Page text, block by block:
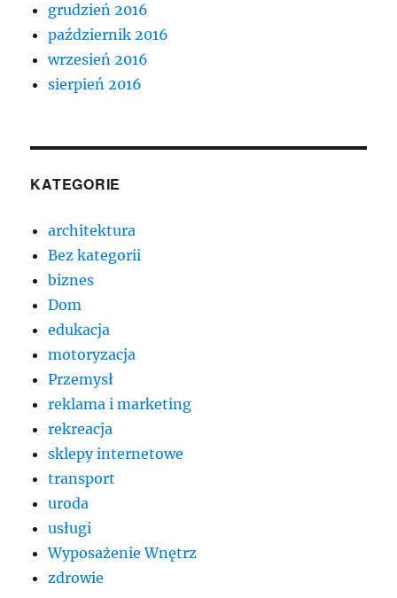
grudzień 2016
październik 2016
wrzesień 2016
sierpień 2016
KATEGORIE
architektura
Bez kategorii
biznes
Dom
edukacja
motoryzacja
Przemysł
reklama i marketing
rekreacja
sklepy internetowe
transport
uroda
usługi
Wyposażenie Wnętrz
zdrowie